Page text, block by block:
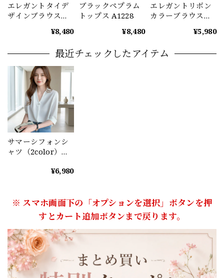
エレガントタイデ
ザインブラウス
¥8,480
ブラックペプラム
トップス A1228
¥8,480
エレガントリボン
カラーブラウス
¥5,980
最近チェックしたアイテム
サマーシフォンシ
ャツ（2color）
¥6,980
※ スマホ画面下の「オプションを選択」ボタンを押
すとカート追加ボタンまで戻ります。